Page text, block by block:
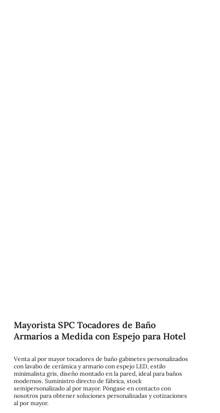
Mayorista SPC Tocadores de Baño
Armarios a Medida con Espejo para Hotel
Venta al por mayor tocadores de baño gabinetes personalizados
con lavabo de cerámica y armario con espejo LED, estilo
minimalista gris, diseño montado en la pared, ideal para baños
modernos. Suministro directo de fábrica, stock
semipersonalizado al por mayor. Póngase en contacto con
nosotros para obtener soluciones personalizadas y cotizaciones
al por mayor.